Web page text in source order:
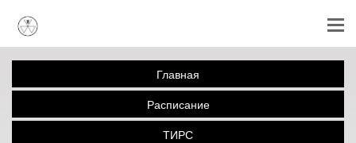
Главная
Расписание
ТИРС